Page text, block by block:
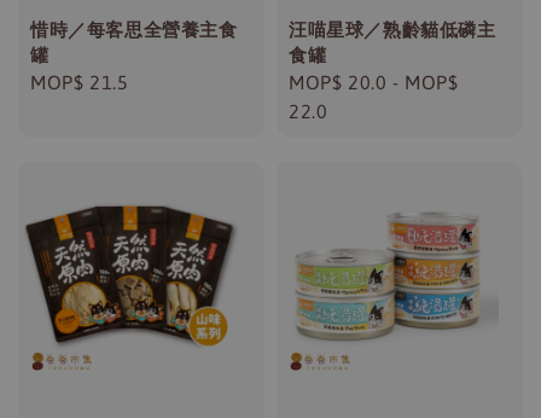
惜時／每客思全營養主食
罐
Regular
MOP$ 21.5
汪喵星球／熟齡貓低磷主
食罐
Regular
price
MOP$ 20.0 - MOP$
22.0